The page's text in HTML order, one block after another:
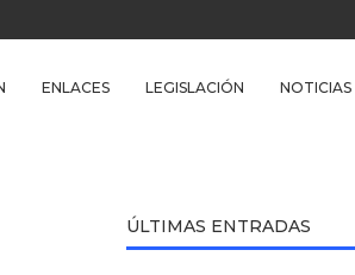
ENLACES LEGISLACIÓN NOTICIAS
ÚLTIMAS ENTRADAS